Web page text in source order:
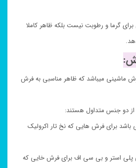
گرما و رطوبت نیست بلکه ظاهر کاملا
ماشینی میباشد که ظاهر مناسبی به فرش
از دو جنس متداول هستند:
باشد برای فرش هایی که نخ تار اکرولیک
پلی استر و بی سی اف برای فرش خایی که